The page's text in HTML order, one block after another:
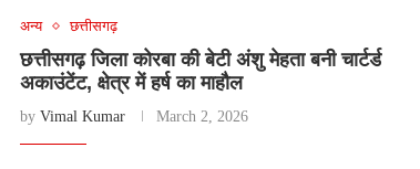
अन्य छत्तीसगढ़
छत्तीसगढ़ जिला कोरबा की बेटी अंशु मेहता बनी चार्टर्ड
अकाउंटेंट, क्षेत्र में हर्ष का माहौल
by Vimal Kumar March 2, 2026